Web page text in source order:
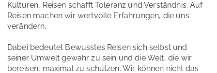
Kulturen, Reisen schafft Toleranz und Verständnis. Auf
Reisen machen wir wertvolle Erfahrungen, die uns
verändern.
Dabei bedeutet Bewusstes Reisen sich selbst und
seiner Umwelt gewahr zu sein und die Welt, die wir
bereisen, maximal zu schützen. Wir können nicht das